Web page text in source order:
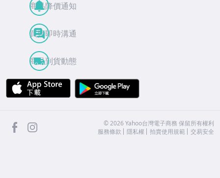
商品降價通知
買賣即時溝通
商品到貨動態
APP Store
facebook ©2026 Yahoo台灣電子商務 保留所有權利
服務條款
隱私權 拍賣使用規範 交易安全